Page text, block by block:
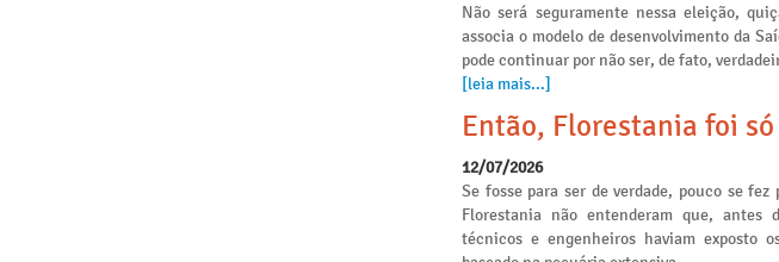
Não será seguramente nessa eleição,
associa o modelo de desenvolvimento da
pode continuar por não ser, de fato,
[leia mais...]
Então, Florestania foi
12/07/2026
Se fosse para ser de verdade, pouco se
Florestania não entenderam que, antes
técnicos e engenheiros haviam exposto